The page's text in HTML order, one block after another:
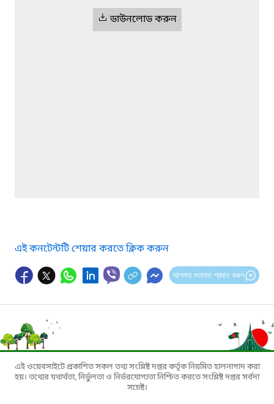
ডাউনলোড করুন
এই কনটেন্টটি শেয়ার করতে ক্লিক করুন
আপনার মতামত প্রদান করুন
এই ওয়েবসাইটে প্রকাশিত সকল তথ্য সংশ্লিষ্ট দপ্তর কর্তৃক নিয়মিত হালনাগাদ করা
হয়। তথ্যের যথার্থতা, নির্ভুলতা ও নির্ভরযোগ্যতা নিশ্চিত করতে সংশ্লিষ্ট দপ্তর সর্বদা
সচেষ্ট।